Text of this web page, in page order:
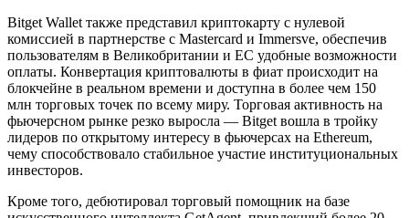
Bitget Wallet также представил криптокарту с нулевой
комиссией в партнерстве с Mastercard и Immersve, обеспечив
пользователям в Великобритании и ЕС удобные возможности
оплаты. Конвертация криптовалюты в фиат происходит на
блокчейне в реальном времени и доступна в более чем 150
млн торговых точек по всему миру. Торговая активность на
фьючерсном рынке резко выросла — Bitget вошла в тройку
лидеров по открытому интересу в фьючерсах на Ethereum,
чему способствовало стабильное участие институциональных
инвесторов.
Кроме того, дебютировал торговый помощник на базе